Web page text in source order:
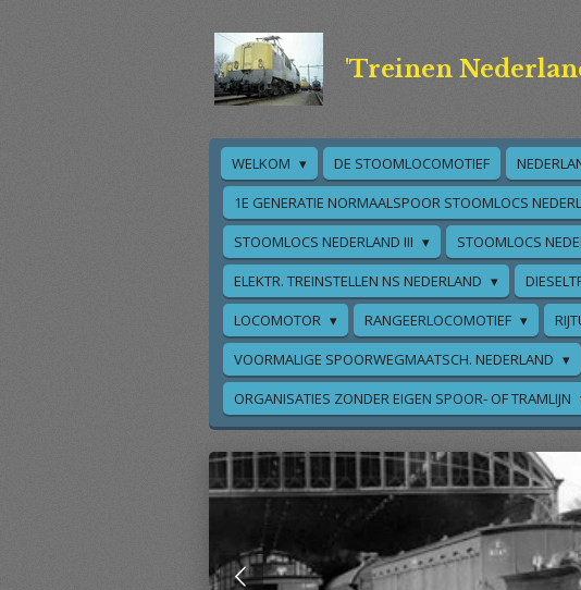
'Treinen
WELKOM DE STOOMLOCOMOTIEF
1E GENERATIE NORMAALSPOOR STOOMLOCS
STOOMLOCS NEDERLAND III
STOOMLOCS
ELEKTR. TREINSTELLEN NS NEDERLAND
LOCOMOTOR
RANGEERLOCOMOTIEF
VOORMALIGE SPOORWEGMAATSCH. NEDERLAND
ORGANISATIES ZONDER EIGEN SPOOR- OF TRAMLIJN